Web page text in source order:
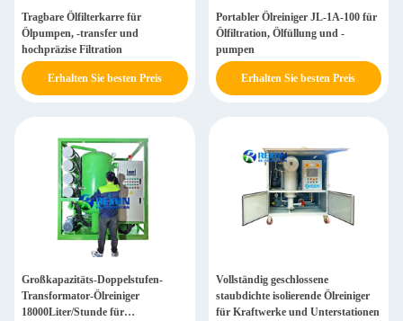
Tragbare Ölfilterkarre für
Ölpumpen, -transfer und
hochpräzise Filtration
Erhalten Sie besten Preis
Portabler Ölreiniger JL-1A-100 für
Ölfiltration, Ölfüllung und -
pumpen
Erhalten Sie besten Preis
Großkapazitäts-Doppelstufen-
Transformator-Ölreiniger
18000Liter/Stunde für
Vollständig geschlossene
staubdichte isolierende Ölreiniger
für Kraftwerke und Unterstationen